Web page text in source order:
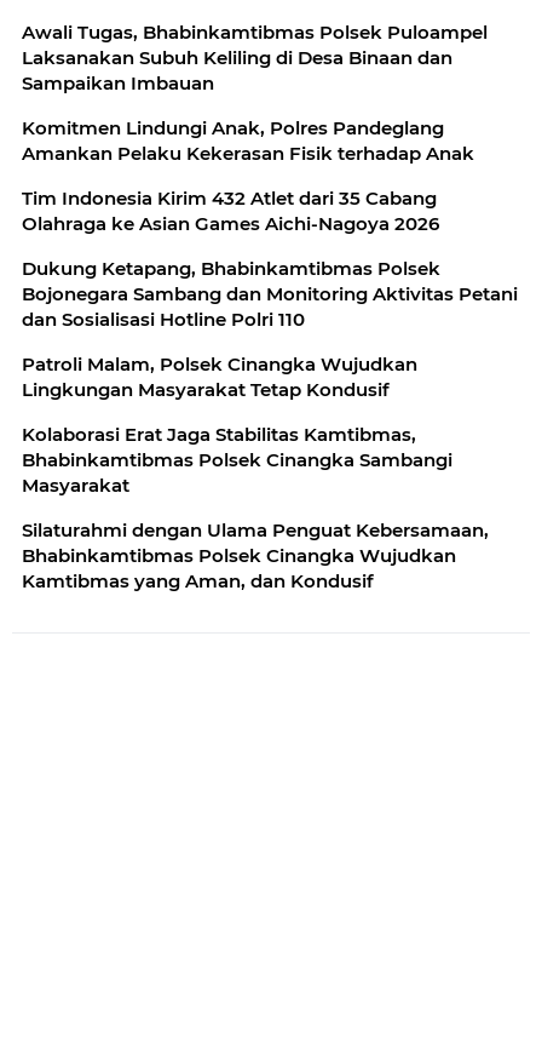
Awali Tugas, Bhabinkamtibmas Polsek Puloampel
Laksanakan Subuh Keliling di Desa Binaan dan
Sampaikan Imbauan
Komitmen Lindungi Anak, Polres Pandeglang
Amankan Pelaku Kekerasan Fisik terhadap Anak
Tim Indonesia Kirim 432 Atlet dari 35 Cabang
Olahraga ke Asian Games Aichi-Nagoya 2026
Dukung Ketapang, Bhabinkamtibmas Polsek
Bojonegara Sambang dan Monitoring Aktivitas Petani
dan Sosialisasi Hotline Polri 110
Patroli Malam, Polsek Cinangka Wujudkan
Lingkungan Masyarakat Tetap Kondusif
Kolaborasi Erat Jaga Stabilitas Kamtibmas,
Bhabinkamtibmas Polsek Cinangka Sambangi
Masyarakat
Silaturahmi dengan Ulama Penguat Kebersamaan,
Bhabinkamtibmas Polsek Cinangka Wujudkan
Kamtibmas yang Aman, dan Kondusif